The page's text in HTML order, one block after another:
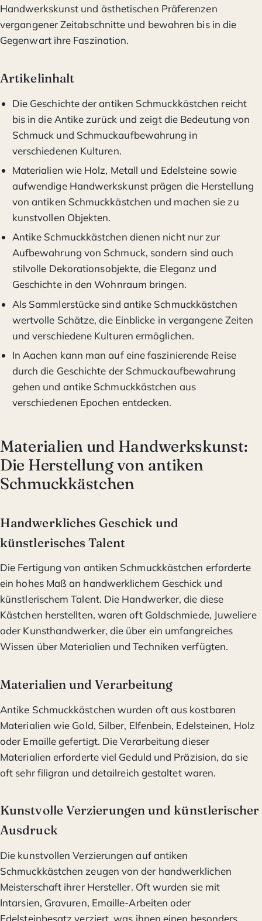
Handwerkskunst und ästhetischen Präferenzen
vergangener Zeitabschnitte und bewahren bis in die
Gegenwart ihre Faszination.
Artikelinhalt
Die Geschichte der antiken Schmuckkästchen reicht
bis in die Antike zurück und zeigt die Bedeutung von
Schmuck und Schmuckaufbewahrung in
verschiedenen Kulturen.
Materialien wie Holz, Metall und Edelsteine sowie
aufwendige Handwerkskunst prägen die Herstellung
von antiken Schmuckkästchen und machen sie zu
kunstvollen Objekten.
Antike Schmuckkästchen dienen nicht nur zur
Aufbewahrung von Schmuck, sondern sind auch
stilvolle Dekorationsobjekte, die Eleganz und
Geschichte in den Wohnraum bringen.
Als Sammlerstücke sind antike Schmuckkästchen
wertvolle Schätze, die Einblicke in vergangene Zeiten
und verschiedene Kulturen ermöglichen.
In Aachen kann man auf eine faszinierende Reise
durch die Geschichte der Schmuckaufbewahrung
gehen und antike Schmuckkästchen aus
verschiedenen Epochen entdecken.
Materialien und Handwerkskunst:
Die Herstellung von antiken
Schmuckkästchen
Handwerkliches Geschick und
künstlerisches Talent
Die Fertigung von antiken Schmuckkästchen erforderte
ein hohes Maß an handwerklichem Geschick und
künstlerischem Talent. Die Handwerker, die diese
Kästchen herstellten, waren oft Goldschmiede, Juweliere
oder Kunsthandwerker, die über ein umfangreiches
Wissen über Materialien und Techniken verfügten.
Materialien und Verarbeitung
Antike Schmuckkästchen wurden oft aus kostbaren
Materialien wie Gold, Silber, Elfenbein, Edelsteinen, Holz
oder Emaille gefertigt. Die Verarbeitung dieser
Materialien erforderte viel Geduld und Präzision, da sie
oft sehr filigran und detailreich gestaltet waren.
Kunstvolle Verzierungen und künstlerischer
Ausdruck
Die kunstvollen Verzierungen auf antiken
Schmuckkästchen zeugen von der handwerklichen
Meisterschaft ihrer Hersteller. Oft wurden sie mit
Intarsien, Gravuren, Emaille-Arbeiten oder
Edelsteinbesatz verziert, was ihnen einen besonders